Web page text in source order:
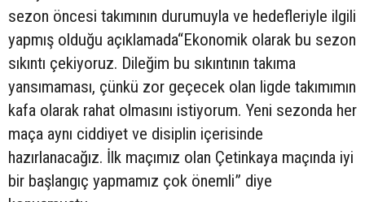
sezon öncesi takımının durumuyla ve hedefleriyle ilgili
yapmış olduğu açıklamada“Ekonomik olarak bu sezon
sıkıntı çekiyoruz. Dileğim bu sıkıntının takıma
yansımaması, çünkü zor geçecek olan ligde takımımın
kafa olarak rahat olmasını istiyorum. Yeni sezonda her
maça aynı ciddiyet ve disiplin içerisinde
hazırlanacağız. İlk maçımız olan Çetinkaya maçında iyi
bir başlangıç yapmamız çok önemli” diye